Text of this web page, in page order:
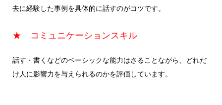
去に経験した事例を具体的に話すのがコツです。
★ コミュニケーションスキル
話す・書くなどのベーシックな能力はさることながら、どれだ
け人に影響力を与えられるのかを評価しています。